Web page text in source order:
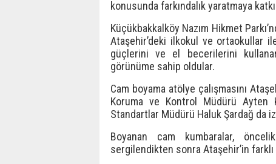
konusunda farkındalık yaratmaya
Küçükbakkalköy Nazım Hikmet
Ataşehir’deki ilkokul ve ortaokullar
güçlerini ve el becerilerini
görünüme sahip oldular.
Cam boyama atölye çalışmasını
Koruma ve Kontrol Müdürü Ayten
Standartlar Müdürü Haluk Şardağ da
Boyanan cam kumbaralar,
sergilendikten sonra Ataşehir’in